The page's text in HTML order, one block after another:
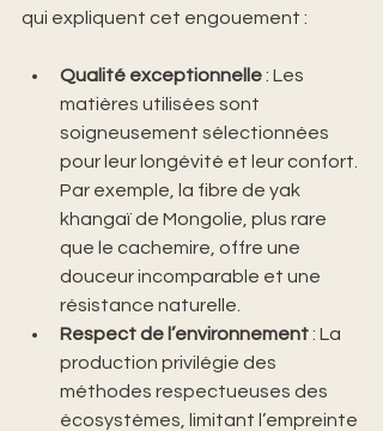
qui expliquent cet engouement :
Qualité exceptionnelle : Les
matières utilisées sont
soigneusement sélectionnées
pour leur longévité et leur confort.
Par exemple, la fibre de yak
khangaï de Mongolie, plus rare
que le cachemire, offre une
douceur incomparable et une
résistance naturelle.
Respect de l’environnement : La
production privilégie des
méthodes respectueuses des
écosystèmes, limitant l’empreinte